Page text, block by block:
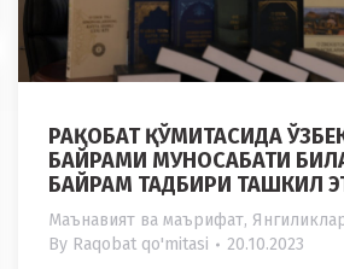
РАҚОБАТ ҚЎМИТАСИДА
БАЙРАМИ МУНОСАБАТИ
БАЙРАМ ТАДБИРИ ТАШКИЛ
Маънавият ва маърифат,
By Raqobat qo'mitasi 20.10.2023